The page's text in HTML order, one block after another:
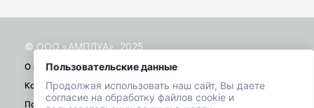
Пользовательские данные
Продолжая использовать наш сайт, Вы даете
согласие на обработку файлов cookie и
© ООО «АМПЛУА», 2025
О проекте
Контакты
Помощь